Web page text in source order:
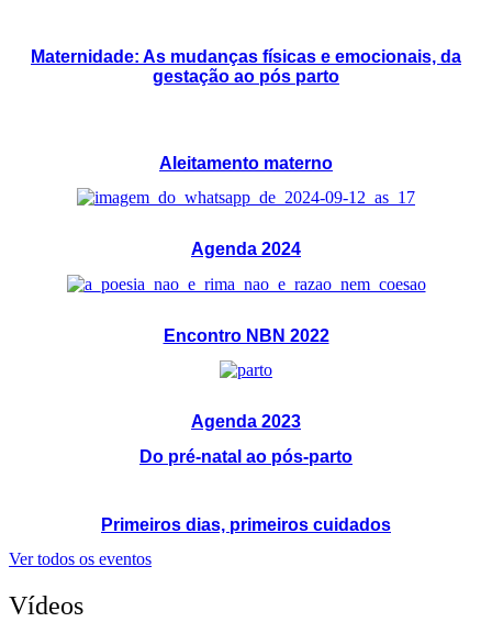
Maternidade: As mudanças físicas e emocionais, da
gestação ao pós parto
Aleitamento materno
Agenda 2024
Encontro NBN 2022
Agenda 2023
Do pré-natal ao pós-parto
Primeiros dias, primeiros cuidados
Ver todos os eventos
Vídeos